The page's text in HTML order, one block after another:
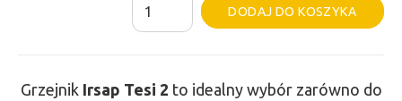
Grzejnik
DODAJ DO KOSZYKA
Grzejnik Irsap Tesi 2 to idealny wybór zarówno do